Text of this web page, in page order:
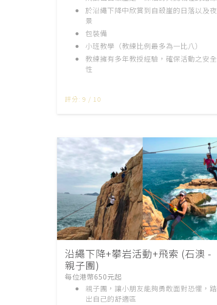
於沿繩下降中欣賞到自殺崖的日落以及夜
景
包裝備
小班教學（教練比例最多為一比八）
教練擁有多年教授經驗，確保活動之安全
性
評分: 9 / 10
沿繩下降+攀岩活動+飛索 (石澳 -
親子團)
每位港幣650元起
親子團，讓小朋友能夠勇敢面對恐懼，踏
出自己的舒適區